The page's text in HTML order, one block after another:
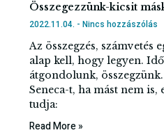
Összegezzünk-kicsit
2022.11.04. Nincs hozzászólás
Az összegzés, számvetés
alap kell, hogy legyen.
átgondolunk,
Seneca-t, ha mást nem
tudja:
Read More »